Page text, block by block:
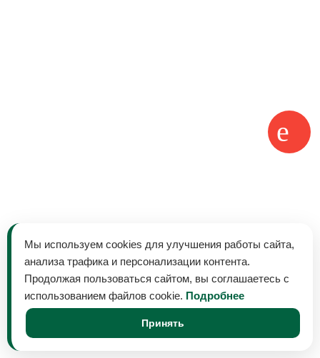
Мы используем cookies для улучшения работы сайта,
анализа трафика и персонализации контента.
Продолжая пользоваться сайтом, вы соглашаетесь с
использованием файлов cookie. Подробнее
Принять